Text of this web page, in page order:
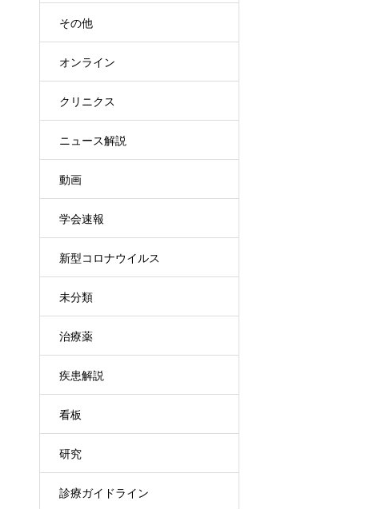
その他
オンライン
クリニクス
ニュース解説
動画
学会速報
新型コロナウイルス
未分類
治療薬
疾患解説
看板
研究
診療ガイドライン